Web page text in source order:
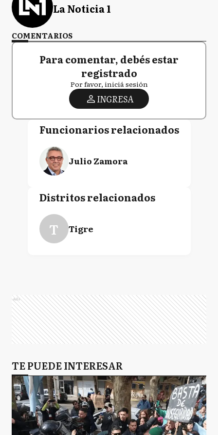
La Noticia 1
COMENTARIOS
Para comentar, debés estar
registrado
Por favor, iniciá sesión
INGRESA
Funcionarios relacionados
Julio Zamora
Distritos relacionados
T Tigre
Ads
TE PUEDE INTERESAR